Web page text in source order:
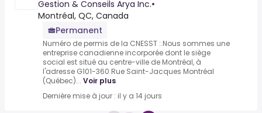
Gestion & Conseils Arya Inc.•
Montréal, QC, Canada
Permanent
Numéro de permis de la CNESST :.Nous sommes une
entreprise canadienne incorporée dont le siège
social est situé au centre-ville de Montréal, à
l'adresse G101-360 Rue Saint-Jacques Montréal
(Québec)... Voir plus
Dernière mise à jour : il y a 14 jours